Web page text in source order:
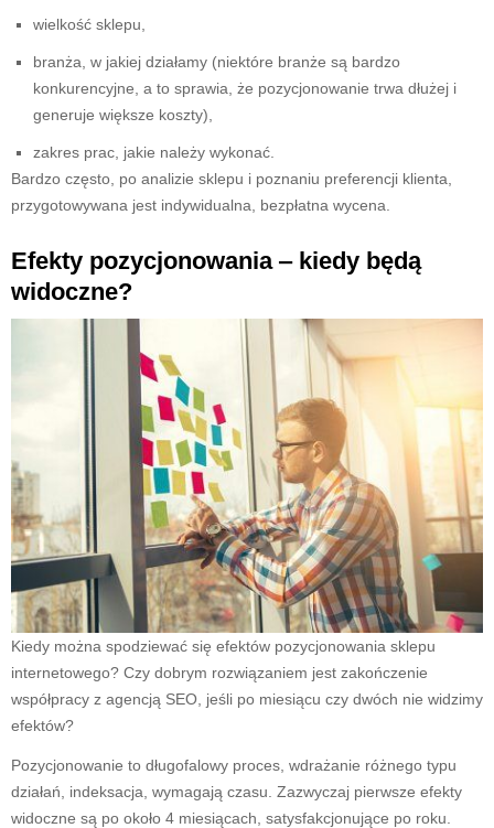
wielkość sklepu,
branża, w jakiej działamy (niektóre branże są bardzo
konkurencyjne, a to sprawia, że pozycjonowanie trwa dłużej i
generuje większe koszty),
zakres prac, jakie należy wykonać.
Bardzo często, po analizie sklepu i poznaniu preferencji klienta,
przygotowywana jest indywidualna, bezpłatna wycena.
Efekty pozycjonowania ‒ kiedy będą
widoczne?
Kiedy można spodziewać się efektów pozycjonowania sklepu
internetowego? Czy dobrym rozwiązaniem jest zakończenie
współpracy z agencją SEO, jeśli po miesiącu czy dwóch nie widzimy
efektów?
Pozycjonowanie to długofalowy proces, wdrażanie różnego typu
działań, indeksacja, wymagają czasu. Zazwyczaj pierwsze efekty
widoczne są po około 4 miesiącach, satysfakcjonujące po roku.